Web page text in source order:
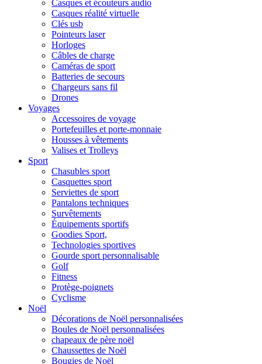
Casques et écouteurs audio
Casques réalité virtuelle
Clés usb
Pointeurs laser
Horloges
Câbles de charge
Caméras de sport
Batteries de secours
Chargeurs sans fil
Drones
Voyages
Accessoires de voyage
Portefeuilles et porte-monnaie
Housses à vêtements
Valises et Trolleys
Sport
Chasubles sport
Casquettes sport
Serviettes de sport
Pantalons techniques
Survêtements
Équipements sportifs
Goodies Sport,
Technologies sportives
Gourde sport personnalisable
Golf
Fitness
Protège-poignets
Cyclisme
Noël
Décorations de Noël personnalisées
Boules de Noël personnalisées
chapeaux de père noël
Chaussettes de Noël
Bougies de Noël